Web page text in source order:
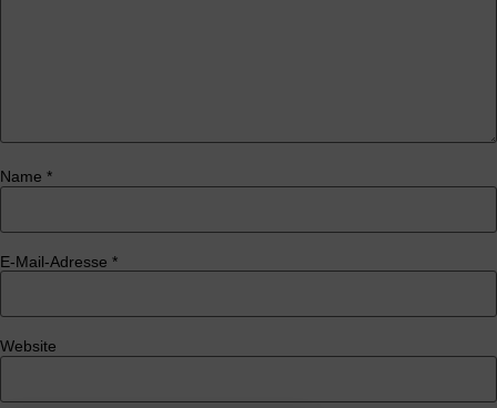
Name *
E-Mail-Adresse *
Website